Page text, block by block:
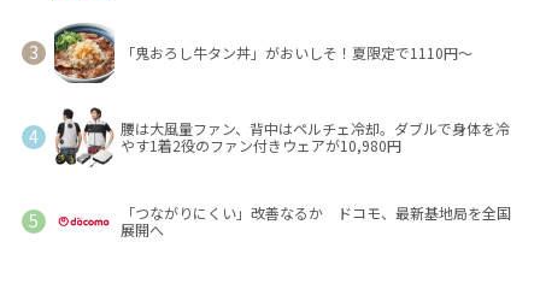
「鬼おろし牛タン丼」がおいしそ！夏限定で1110円～
腰は大風量ファン、背中はペルチェ冷却。ダブルで身体を冷
やす1着2役のファン付きウェアが10,980円
「つながりにくい」改善なるか ドコモ、最新基地局を全国
展開へ